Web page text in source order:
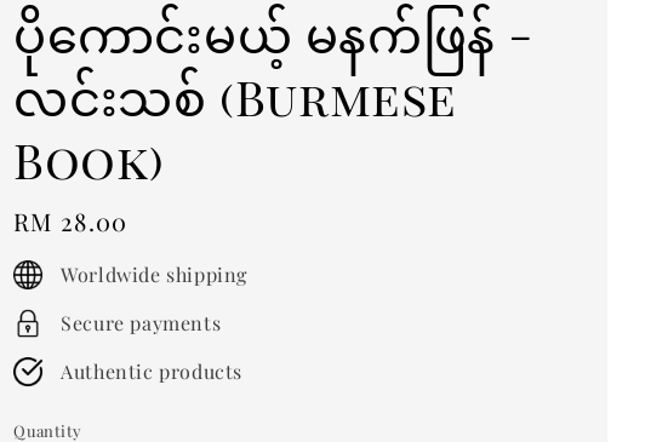
ပိုကောင်းမယ့် မနက်ဖြန် -
လင်းသစ် (Burmese
Book)
Regular
price
RM 28.00
Worldwide shipping
Secure payments
Authentic products
Quantity